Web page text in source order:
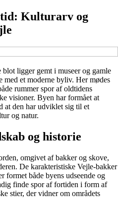
Kulturarv og
ligger gemt i museer og gamle
med et moderne byliv. Her mødes
rummer spor af oldtidens
visioner. Byen har formået at
at den har udviklet sig til et
og natur.
og historie
omgivet af bakker og skove,
De karakteristiske Vejle-bakker
formet både byens udseende og
finde spor af fortiden i form af
stier, der vidner om områdets